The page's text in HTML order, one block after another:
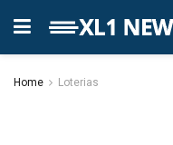
Home Loterias